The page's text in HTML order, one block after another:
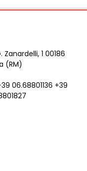
Zanardelli, 1 00186
(RM)
06.68801136 +39